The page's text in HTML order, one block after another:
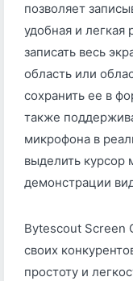
позволяет
удобная и легкая
записать весь
область или
сохранить ее в
также
микрофона в
выделить
демонстрации
Bytescout Screen
своих
простоту и